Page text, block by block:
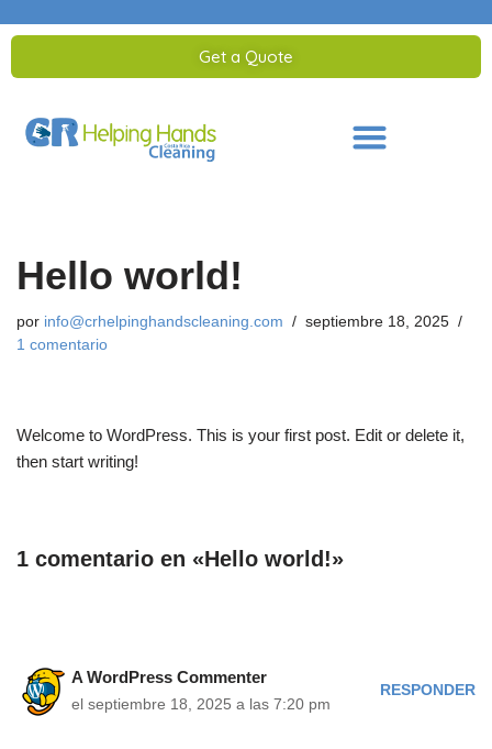
Get a Quote
Hello world!
por info@crhelpinghandscleaning.com
septiembre 18, 2025
1 comentario
Welcome to WordPress. This is your first post. Edit or delete it,
then start writing!
1 comentario en «Hello world!»
A WordPress Commenter
el septiembre 18, 2025 a las 7:20 pm
RESPONDER